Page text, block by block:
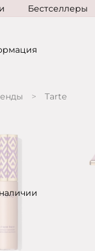
Бестселлеры
Tarte